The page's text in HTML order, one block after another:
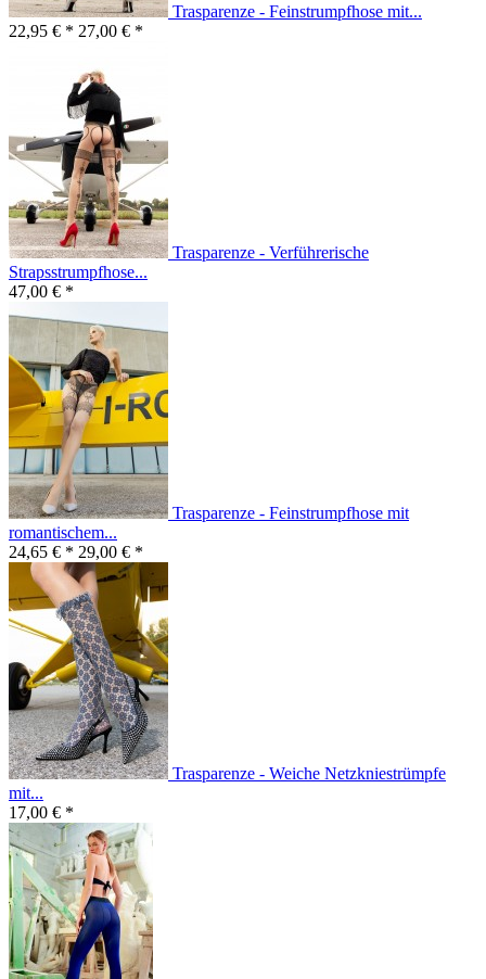
Trasparenze - Feinstrumpfhose mit...
22,95 € * 27,00 € *
Trasparenze - Verführerische
Strapsstrumpfhose...
47,00 € *
Trasparenze - Feinstrumpfhose mit
romantischem...
24,65 € * 29,00 € *
Trasparenze - Weiche Netzkniestrümpfe
mit...
17,00 € *